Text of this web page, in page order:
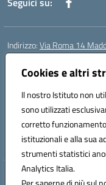
Cookies e altri
Il nostro Istituto non
sono utilizzati
corretto
istituzionali e alla sua
strumenti statistici
Analytics Italia.
Indirizzo:Via Roma 14
Centralino:
Posta elettronica
Codice fiscale:
Codice meccanografico:
Codice Indice delle
Codice unico di fatturazione
Hosting &